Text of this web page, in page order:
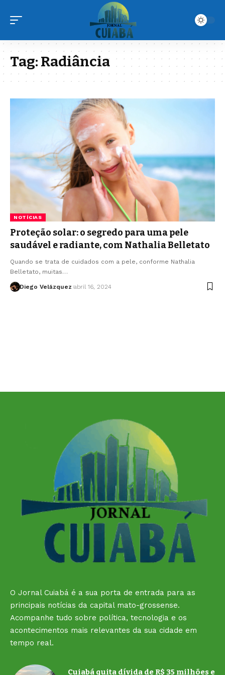
Tag:Radiância
NOTÍCIAS
Proteção solar: o segredo para uma pele
saudável e radiante, com Nathalia Belletato
Quando se trata de cuidados com a pele, conforme Nathalia
Belletato, muitas…
Diego Velázquez abril 16, 2024
O Jornal Cuiabá é a sua porta de entrada para as
principais notícias da capital mato-grossense.
Acompanhe tudo sobre política, tecnologia e os
acontecimentos mais relevantes da sua cidade em
tempo real.
Cuiabá quita dívida de R$ 35 milhões e